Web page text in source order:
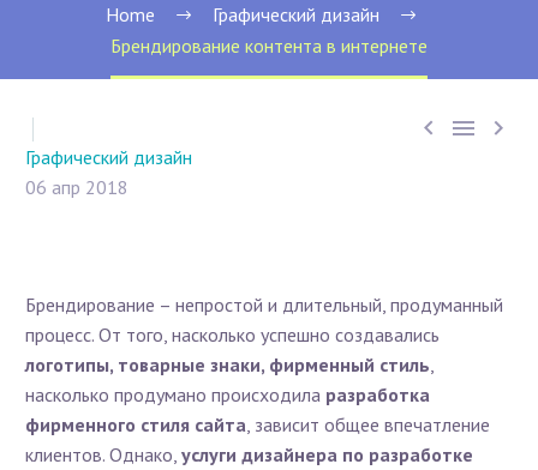
Home
Графический дизайн
Брендирование контента в интернете
  
Графический дизайн
06 апр 2018
Брендирование – непростой и длительный, продуманный
процесс. От того, насколько успешно создавались
логотипы, товарные знаки, фирменный стиль
насколько продумано происходила разработка
фирменного стиля сайта , зависит общее впечатление
клиентов. Однако, услуги дизайнера по разработке